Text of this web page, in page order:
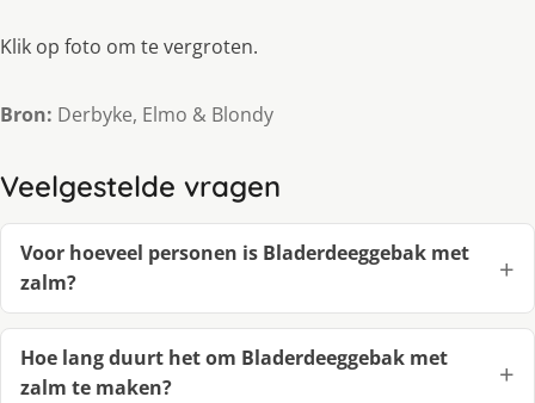
Klik op foto om te vergroten.
Bron: Derbyke, Elmo & Blondy
Veelgestelde vragen
Voor hoeveel personen is Bladerdeeggebak met
zalm?
Hoe lang duurt het om Bladerdeeggebak met
zalm te maken?